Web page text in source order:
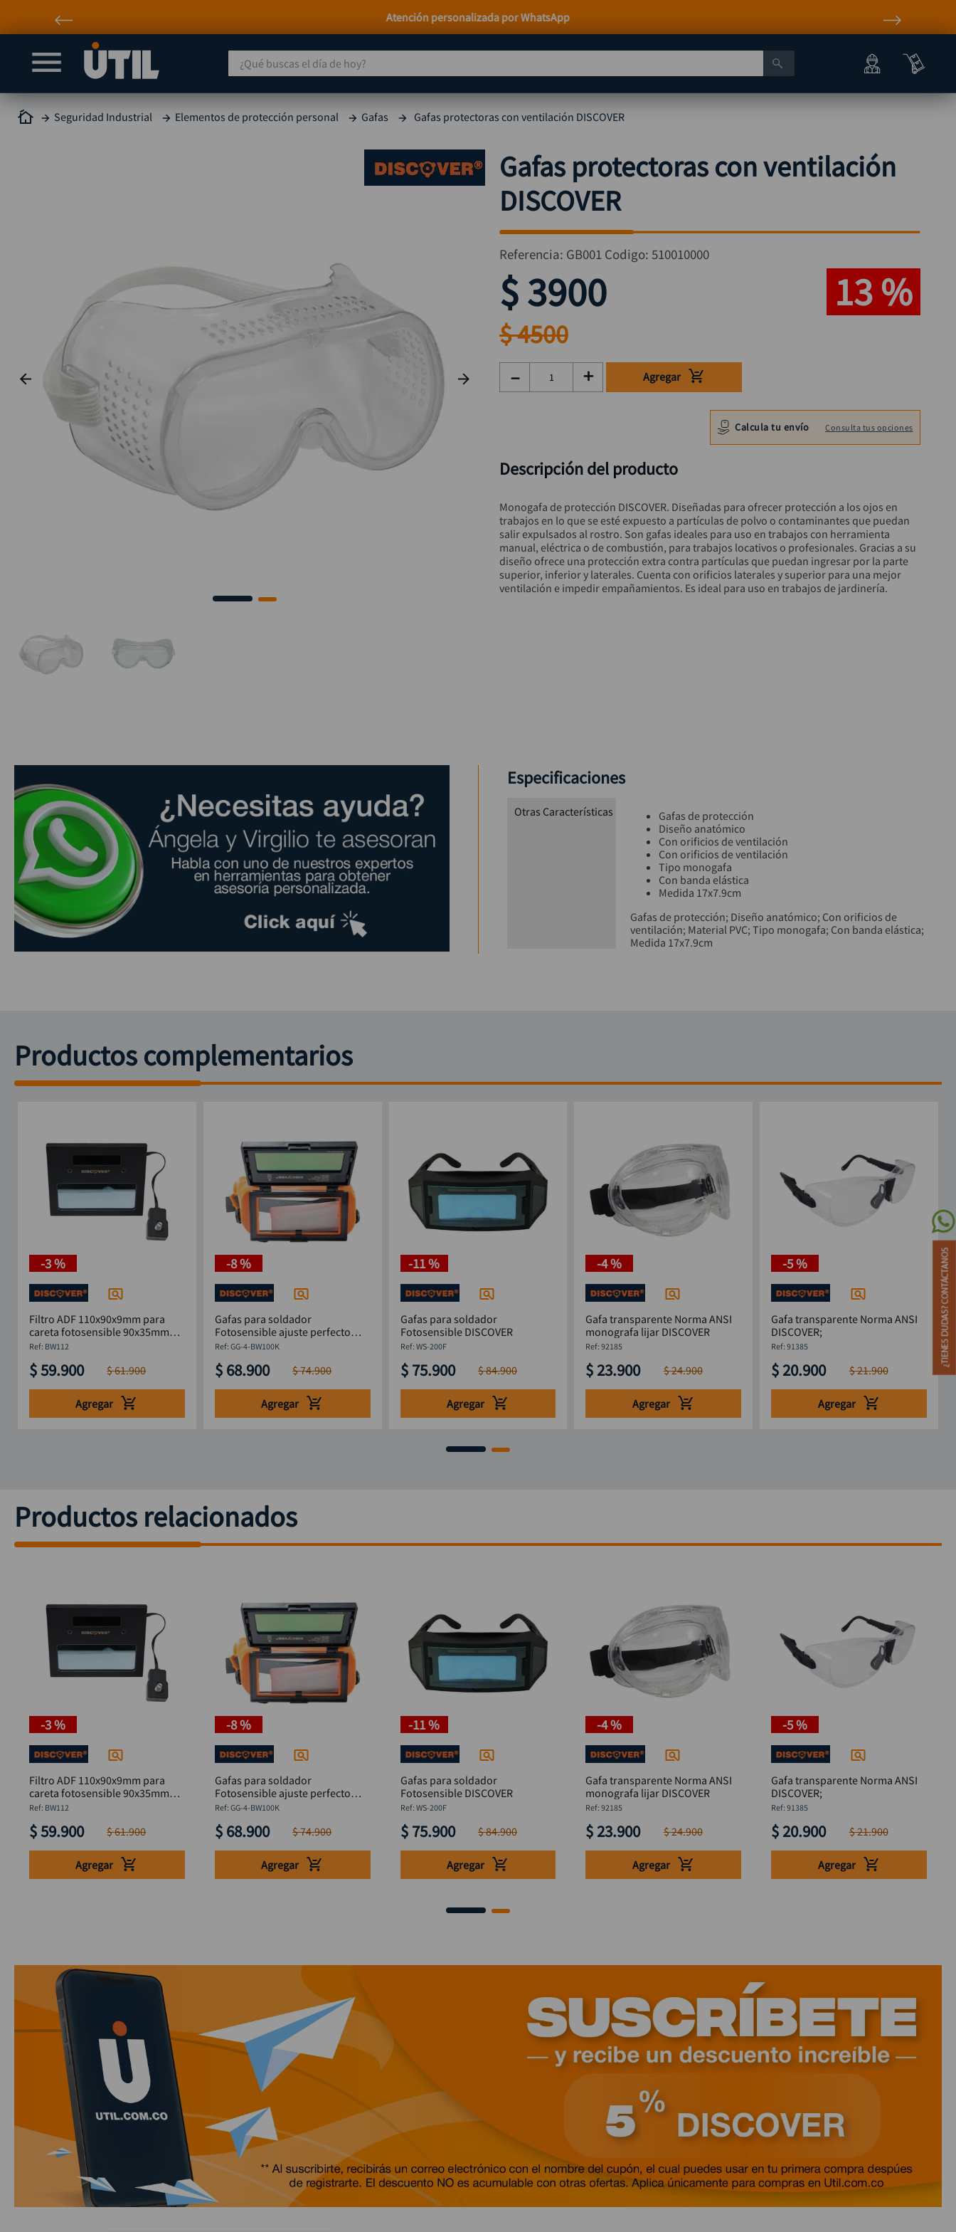
Paga a Crédito con Addi y Sistecrédito
¿Qué buscas el día de hoy?
Seguridad Industrial Elementos de protección personal Gafas Gafas protectoras con ventilación DISCOVER
Gafas protectoras con ventilación
DISCOVER
Referencia: GB001 Codigo: 510010000
$3900 13 %
$4500
＋
－ Agregar
Calcula tu envío Consulta tus opciones
Descripción del producto
Monogafa de protección DISCOVER. Diseñadas para ofrecer protección a los ojos en
trabajos en lo que se esté expuesto a partículas de polvo o contaminantes que puedan
salir expulsados al rostro. Son gafas ideales para uso en trabajos con herramienta
manual, eléctrica o de combustión, para trabajos locativos o profesionales. Gracias a su
diseño ofrece una protección extra contra partículas que puedan ingresar por la parte
superior, inferior y laterales. Cuenta con orificios laterales y superior para una mejor
ventilación e impedir empañamientos. Es ideal para uso en trabajos de jardinería.
Especificaciones
Otras Características
Gafas de protección
Diseño anatómico
Con orificios de ventilación
Con orificios de ventilación
Tipo monogafa
Con banda elástica
Medida 17x7.9cm
Gafas de protección; Diseño anatómico; Con orificios de
ventilación; Material PVC; Tipo monogafa; Con banda elástica;
Medida 17x7.9cm
Productos complementarios
-3 %
Filtro ADF 110x90x9mm para
careta fotosensible 90x35mm
Discover
: BW112
$59.900 $61.900
Agregar
-8 %
Gafas para soldador
Fotosensible ajuste perfecto
DISCOVER
: GG-4-BW100K
$ 68.900 $74.900
Agregar
-11 %
Gafas para soldador
Fotosensible DISCOVER
: WS-200F
$ 75.900 $84.900
Agregar
-4 %
Gafa transparente Norma ANSI
monografa lijar DISCOVER
:92185
$ 23.900 $24.900
Agregar
-5 %
Gafa transparente Norma ANSI
DISCOVER;
:91385
$ 20.900 $21.900
Agregar
Productos relacionados
-3 %
Filtro ADF 110x90x9mm para
careta fotosensible 90x35mm
Discover
: BW112
$59.900 $61.900
Agregar
-8 %
Gafas para soldador
Fotosensible ajuste perfecto
DISCOVER
: GG-4-BW100K
$ 68.900 $74.900
Agregar
-11 %
Gafas para soldador
Fotosensible DISCOVER
: WS-200F
$ 75.900 $84.900
Agregar
-4 %
Gafa transparente Norma ANSI
monografa lijar DISCOVER
:92185
$ 23.900 $24.900
Agregar
-5 %
Gafa transparente Norma ANSI
DISCOVER;
:91385
$ 20.900 $21.900
Agregar
TÉRMINOS MÁS BUSCADOS
1 taladro
compresor
8
. rueda